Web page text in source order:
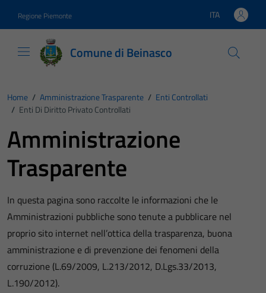
Regione Piemonte Lingua attiva:
ITA
Comune di Beinasco
Home / Amministrazione Trasparente / Enti Controllati
/ Enti Di Diritto Privato Controllati
Amministrazione
Trasparente
In questa pagina sono raccolte le informazioni che le
Amministrazioni pubbliche sono tenute a pubblicare nel
proprio sito internet nell’ottica della trasparenza, buona
amministrazione e di prevenzione dei fenomeni della
corruzione (L.69/2009, L.213/2012, D.Lgs.33/2013,
L.190/2012).